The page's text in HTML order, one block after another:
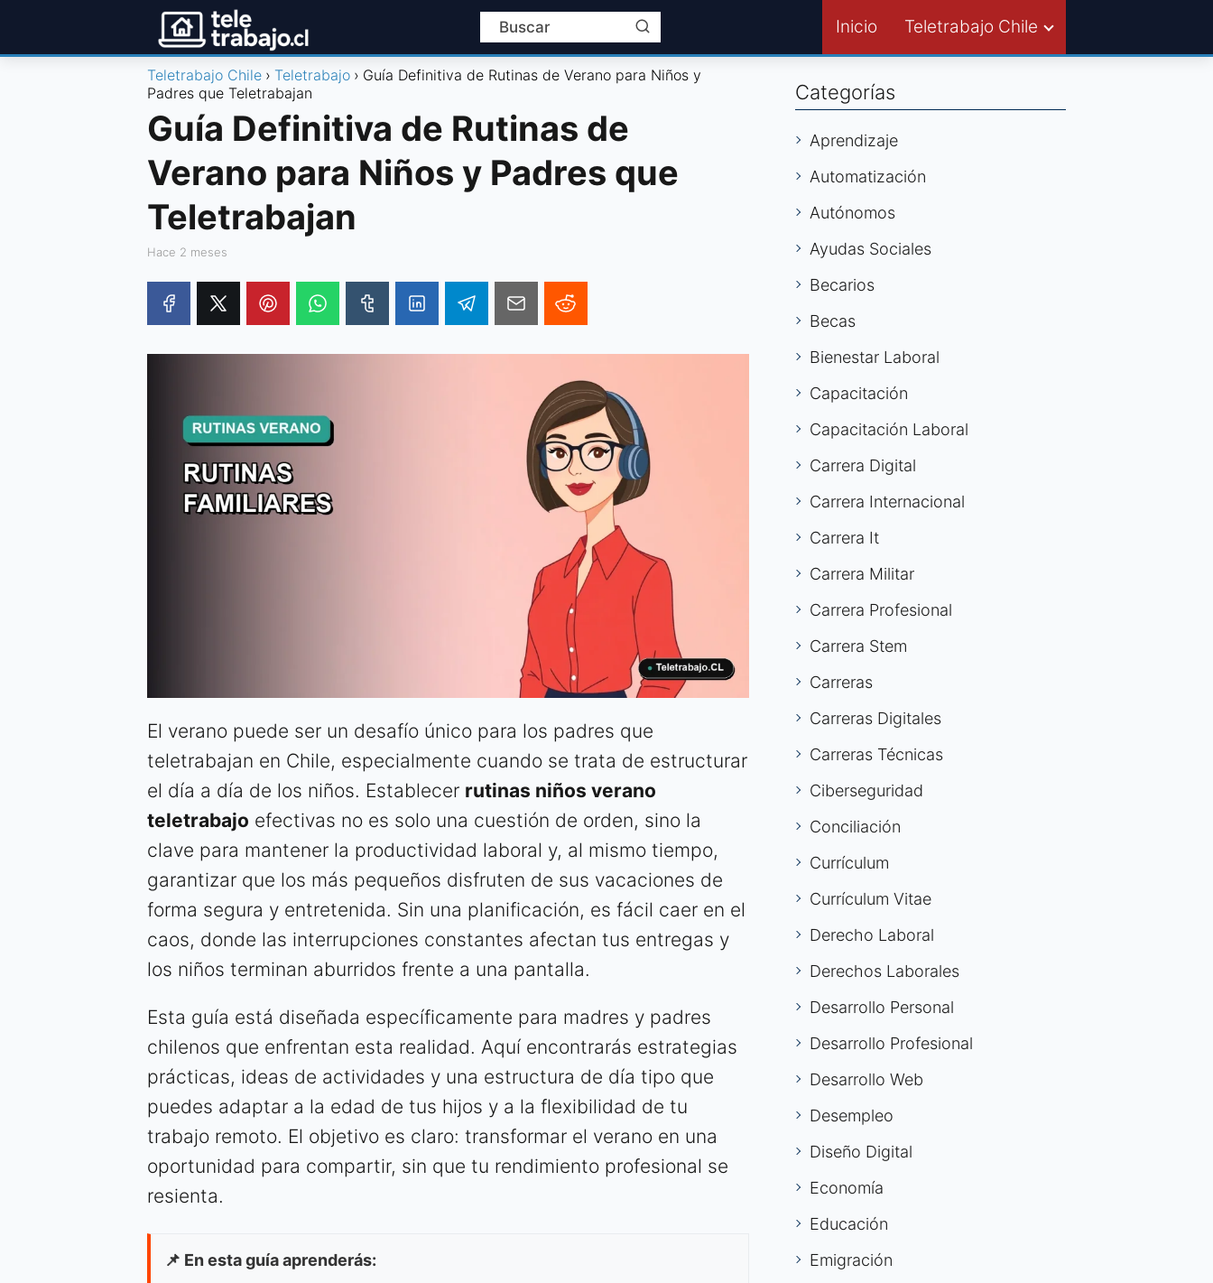
Inicio Teletrabajo Chile
Teletrabajo Chile Teletrabajo
Guía Definitiva de Rutinas de Verano para Niños y
Padres que Teletrabajan
Guía Definitiva de Rutinas de
Verano para Niños y Padres que
Teletrabajan
hace 2 meses
El verano puede ser un desafío único para los padres que
teletrabajan en Chile, especialmente cuando se trata de estructurar
el día a día de los niños. Establecer rutinas niños verano
teletrabajo efectivas no es solo una cuestión de orden, sino la
clave para mantener la productividad laboral y, al mismo tiempo,
garantizar que los más pequeños disfruten de sus vacaciones de
forma segura y entretenida. Sin una planificación, es fácil caer en el
caos, donde las interrupciones constantes afectan tus entregas y
los niños terminan aburridos frente a una pantalla.
Esta guía está diseñada específicamente para madres y padres
chilenos que enfrentan esta realidad. Aquí encontrarás estrategias
prácticas, ideas de actividades y una estructura de día tipo que
puedes adaptar a la edad de tus hijos y a la flexibilidad de tu
trabajo remoto. El objetivo es claro: transformar el verano en una
oportunidad para compartir, sin que tu rendimiento profesional se
resienta.
📌 En esta guía aprenderás:
Categorías
Aprendizaje
Automatización
Autónomos
Ayudas Sociales
Becarios
Becas
Bienestar Laboral
Capacitación
Capacitación Laboral
Carrera Digital
Carrera Internacional
Carrera It
Carrera Militar
Carrera Profesional
Carrera Stem
Carreras
Carreras Digitales
Carreras Técnicas
Ciberseguridad
Conciliación
Currículum
Currículum Vitae
Derecho Laboral
Derechos Laborales
Desarrollo Personal
Desarrollo Profesional
Desarrollo Web
Desempleo
Diseño Digital
Economía
Educación
Emigración